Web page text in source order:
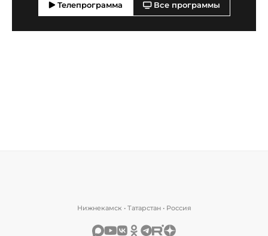
Телепрограмма Все программы
Нижнекамск • Татарстан • Россия